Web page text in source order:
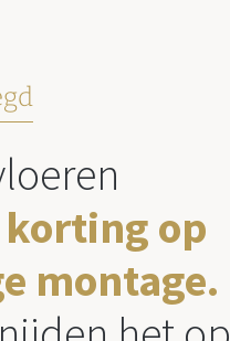
korting op
montage.